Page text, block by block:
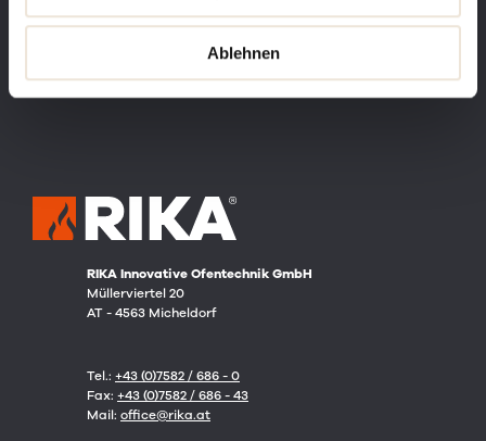
Ablehnen
RIKA Innovative Ofentechnik GmbH
Müllerviertel 20
AT - 4563 Micheldorf
Tel.: +43 (0)7582 / 686 - 0
Fax: +43 (0)7582 / 686 - 43
Mail: office@rika.at